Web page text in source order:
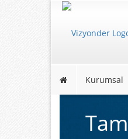
Kurumsal